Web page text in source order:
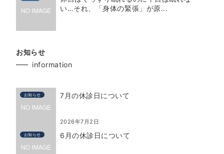
い…それ、「身体の緊張」が原...
お知らせ
information
お知らせ 7月の休診日について
2026年7月2日
お知らせ 6月の休診日について